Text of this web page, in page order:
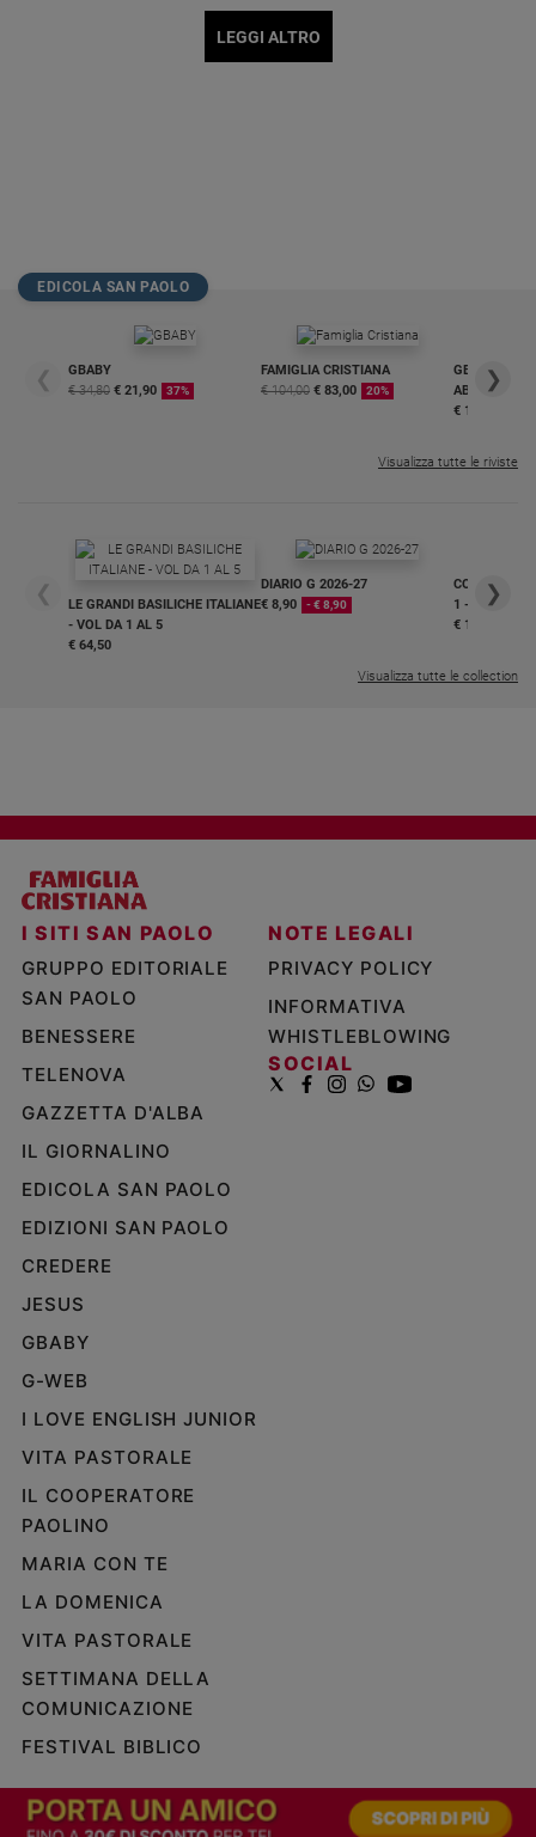
LEGGI ALTRO
EDICOLA SAN PAOLO
❮
GBABY
€ 34,80 € 21,90 37%
FAMIGLIA CRISTIANA
€ 104,00 € 83,00 20%
GBABY
€ 16,99
❯
Visualizza tutte le riviste
❮
LE GRANDI BASILICHE ITALIANE
- VOL DA 1 AL 5
€ 64,50
DIARIO G 2026-27
€ 8,90
- € 8,90
COLLANA
1 - 2
€ 18,50
❯
Visualizza tutte le collection
I SITI SAN PAOLO
GRUPPO EDITORIALE
SAN PAOLO
BENESSERE
TELENOVA
GAZZETTA D'ALBA
IL GIORNALINO
EDICOLA SAN PAOLO
EDIZIONI SAN PAOLO
CREDERE
JESUS
GBABY
G-WEB
I LOVE ENGLISH JUNIOR
VITA PASTORALE
IL COOPERATORE
PAOLINO
MARIA CON TE
LA DOMENICA
VITA PASTORALE
SETTIMANA DELLA
COMUNICAZIONE
FESTIVAL BIBLICO
NOTE LEGALI
PRIVACY POLICY
INFORMATIVA
WHISTLEBLOWING
SOCIAL